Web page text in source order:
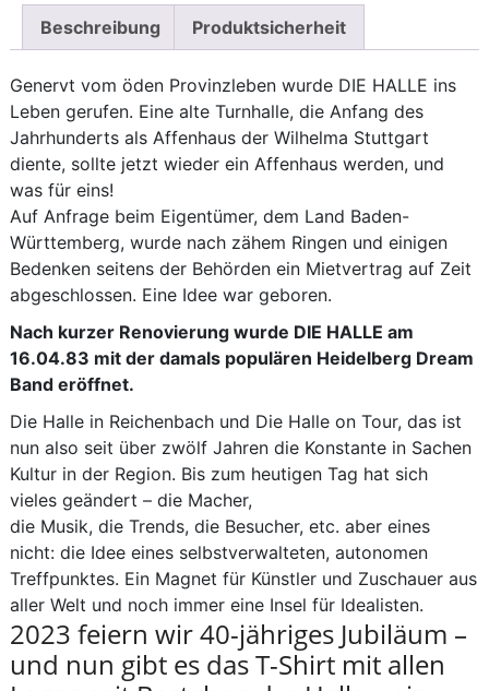
Beschreibung Produktsicherheit
Genervt vom öden Provinzleben wurde DIE HALLE ins
Leben gerufen. Eine alte Turnhalle, die Anfang des
Jahrhunderts als Affenhaus der Wilhelma Stuttgart
diente, sollte jetzt wieder ein Affenhaus werden, und
was für eins!
Auf Anfrage beim Eigentümer, dem Land Baden-
Württemberg, wurde nach zähem Ringen und einigen
Bedenken seitens der Behörden ein Mietvertrag auf Zeit
abgeschlossen. Eine Idee war geboren.
Nach kurzer Renovierung wurde DIE HALLE am
16.04.83 mit der damals populären Heidelberg Dream
Band eröffnet.
Die Halle in Reichenbach und Die Halle on Tour, das ist
nun also seit über zwölf Jahren die Konstante in Sachen
Kultur in der Region. Bis zum heutigen Tag hat sich
vieles geändert – die Macher,
die Musik, die Trends, die Besucher, etc. aber eines
nicht: die Idee eines selbstverwalteten, autonomen
Treffpunktes. Ein Magnet für Künstler und Zuschauer aus
aller Welt und noch immer eine Insel für Idealisten.
2023 feiern wir 40-jähriges Jubiläum –
und nun gibt es das T-Shirt mit allen